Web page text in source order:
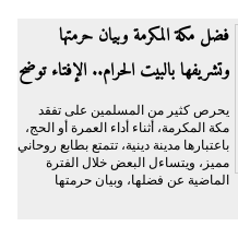
فضل مكة المكرمة وبيان حرمتها
وتشريفها بالبيت الحرام.. الإفتاء توضح
يحرص كثير من المسلمين على تفقد
مكة المكرمة، أثناء أداء العمرة أو الحج،
باعتبارها مدينة دينية، تتمتع بطابع روحاني
مميز، ويتساءل البعض خلال الفترة
الماضية عن فضلها، وبيان حرمتها